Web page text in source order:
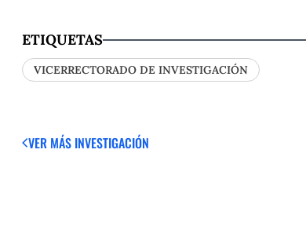
ETIQUETAS
VICERRECTORADO DE INVESTIGACIÓN
VER MÁS INVESTIGACIÓN